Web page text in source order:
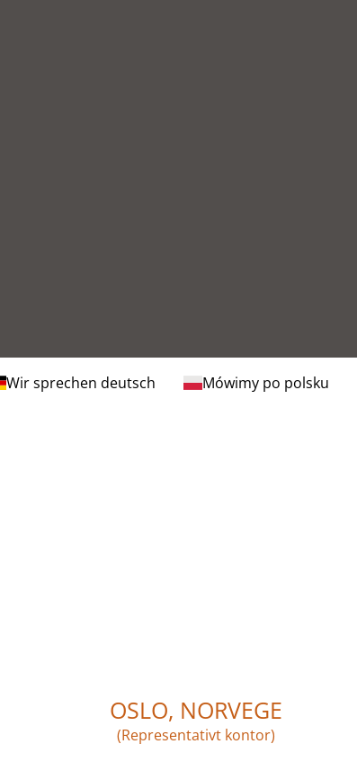
Wir sprechen deutsch Mówimy po polsku
OSLO, NORVEGE
(Representativt kontor)